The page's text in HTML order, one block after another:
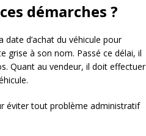
démarches ?
date d’achat du véhicule pour
grise à son nom. Passé ce délai, il
Quant au vendeur, il doit effectuer
éviter tout problème administratif